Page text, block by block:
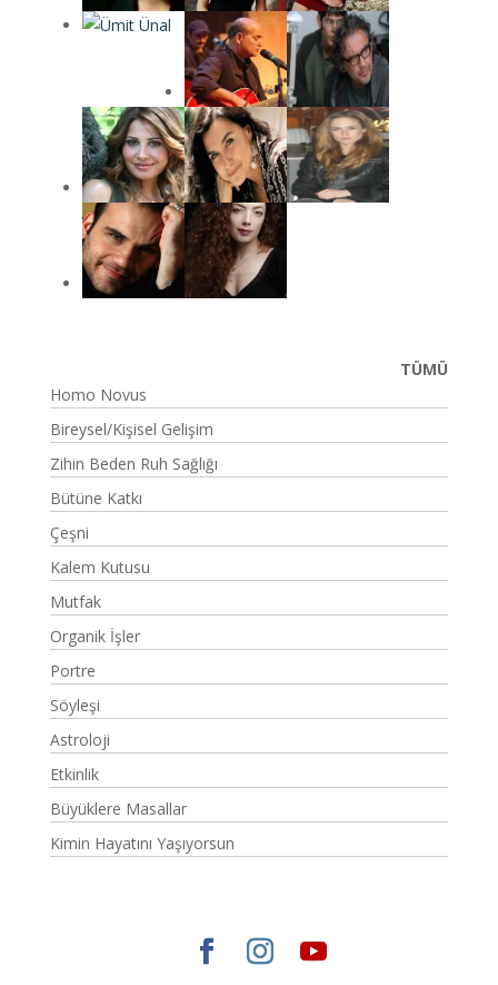
TÜMÜ
Homo Novus
Bireysel/Kişisel Gelişim
Zihin Beden Ruh Sağlığı
Bütüne Katkı
Çeşni
Kalem Kutusu
Mutfak
Organik İşler
Portre
Söyleşi
Astroloji
Etkinlik
Büyüklere Masallar
Kimin Hayatını Yaşıyorsun